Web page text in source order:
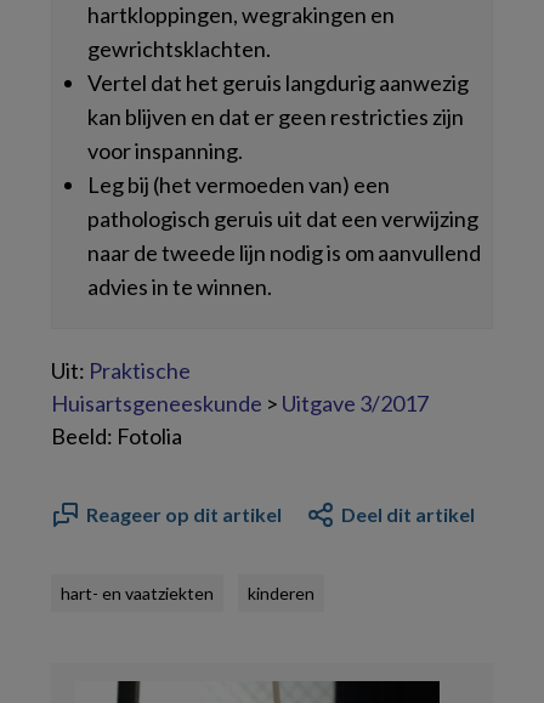
hartkloppingen, wegrakingen en
gewrichtsklachten.
Vertel dat het geruis langdurig aanwezig
kan blijven en dat er geen restricties zijn
voor inspanning.
Leg bij (het vermoeden van) een
pathologisch geruis uit dat een verwijzing
naar de tweede lijn nodig is om aanvullend
advies in te winnen.
Uit: Praktische
Huisartsgeneeskunde > Uitgave 3/2017
Beeld: Fotolia
Reageer op dit artikel Deel dit artikel
hart- en vaatziekten kinderen